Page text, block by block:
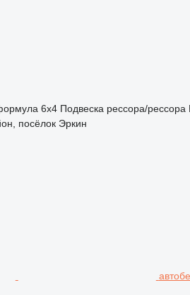
6x4 Подвеска рессора/рессора
посёлок Эркин